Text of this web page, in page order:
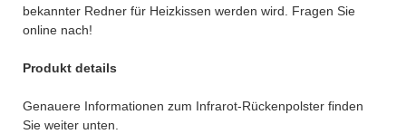
bekannter Redner für Heizkissen werden wird. Fragen Sie
online nach!
Produkt details
Genauere Informationen zum Infrarot-Rückenpolster finden
Sie weiter unten.